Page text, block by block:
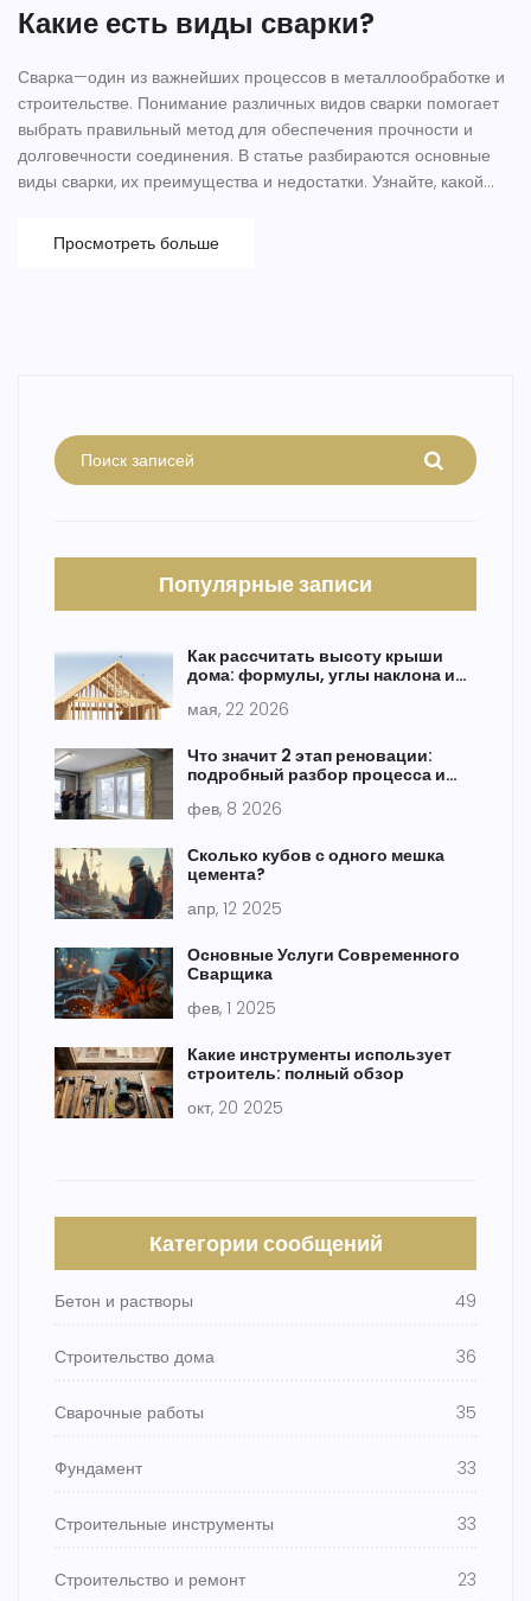
Какие есть виды сварки?
Сварка—один из важнейших процессов в металлообработке и
строительстве. Понимание различных видов сварки помогает
выбрать правильный метод для обеспечения прочности и
долговечности соединения. В статье разбираются основные
виды сварки, их преимущества и недостатки. Узнайте, какой
откройте для себя несколько полезных советов от экспертов.
Просмотреть больше
Популярные записи
Как рассчитать высоту крыши
дома: формулы, углы наклона и
мая, 22 2026
Что значит 2 этап реновации:
подробный разбор процесса и
фев, 8 2026
Сколько кубов с одного мешка
цемента?
апр, 12 2025
Основные Услуги Современного
Сварщика
фев, 1 2025
Какие инструменты использует
строитель: полный обзор
окт, 20 2025
Категории сообщений
Бетон и растворы 49
Строительство дома 36
Сварочные работы 35
Фундамент 33
Строительные инструменты 33
Строительство и ремонт 23